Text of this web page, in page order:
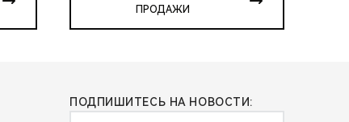
ПРОДАЖИ
ПОДПИШИТЕСЬ НА НОВОСТИ: